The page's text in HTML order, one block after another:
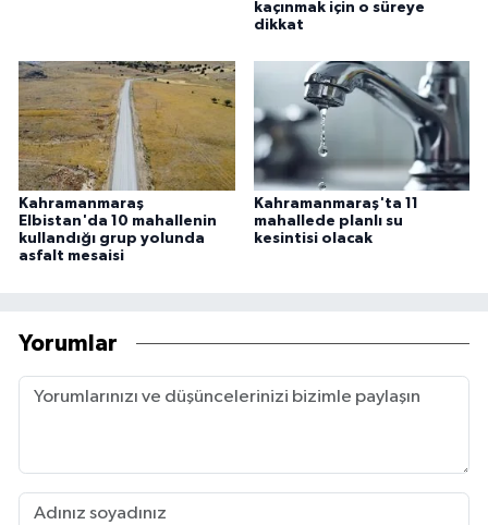
kaçınmak için o süreye
dikkat
Kahramanmaraş
Elbistan'da 10 mahallenin
kullandığı grup yolunda
asfalt mesaisi
Kahramanmaraş'ta 11
mahallede planlı su
kesintisi olacak
Yorumlar